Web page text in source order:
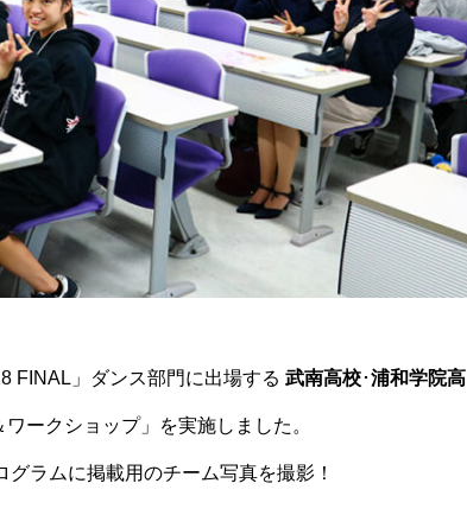
FINAL」ダンス部門に出場する 武南高校･浦和学院高
ークショップ」を実施しました。
ラムに掲載用のチーム写真を撮影！